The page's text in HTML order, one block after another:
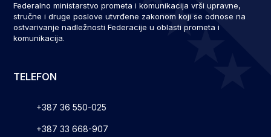
Federalno ministarstvo prometa i komunikacija vrši upravne,
stručne i druge poslove utvrđene zakonom koji se odnose na
ostvarivanje nadležnosti Federacije u oblasti prometa i
komunikacija.
TELEFON
+387 36 550-025
+387 33 668-907